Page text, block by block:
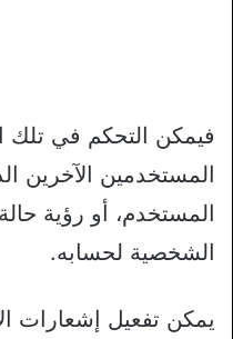
فيمكن التحكم في تلك
المستخدمين الآخرين
المستخدم، أو رؤية
الشخصية لحسابه.
يمكن تفعيل إشعارات